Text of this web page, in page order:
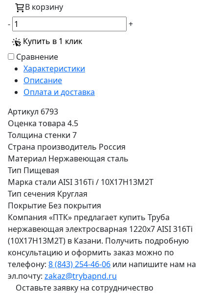
В корзину
-
+
Купить в 1 клик
Сравнение
Характеристики
Описание
Оплата и доставка
Артикул 6793
Оценка товара 4.5
Толщина стенки 7
Страна производитель Россия
Материал Нержавеющая сталь
Тип Пищевая
Марка стали AISI 316Ti / 10Х17Н13М2Т
Тип сечения Круглая
Покрытие Без покрытия
Компания «ПТК» предлагает купить Труба
нержавеющая электросварная 1220х7 AISI 316Ti
(10Х17Н13М2Т) в Казани. Получить подробную
консультацию и оформить заказ можно по
телефону: 8 (843) 254-46-06 или напишите нам на
эл.почту: zakaz@trybapnd.ru
Оставьте заявку на сотрудничество